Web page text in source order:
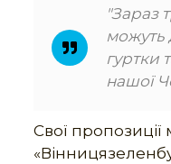
"Зараз
можуть
гуртки
нашої
Свої